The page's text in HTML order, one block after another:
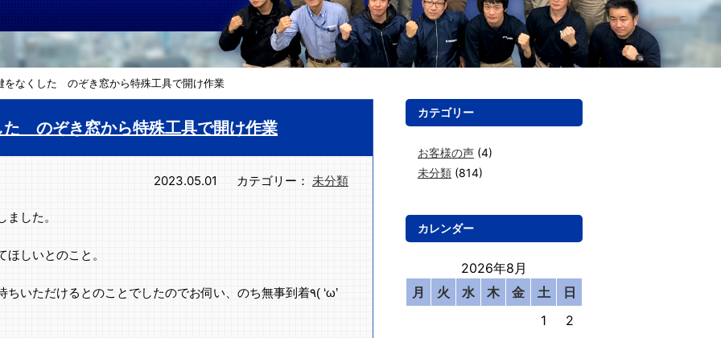
なくした のぞき窓から特殊工具で開け作業
のぞき窓から特殊工具で開け作業
2023.05.01 カテゴリー： 未分類
した。
しいとのこと。
ちいただけるとのことでしたのでお伺い、のち無事到着٩( ‘ω’
カテゴリー
お客様の声 (4)
未分類 (814)
カレンダー
2026年8月
月
火 水 木 金 土
日
1
2